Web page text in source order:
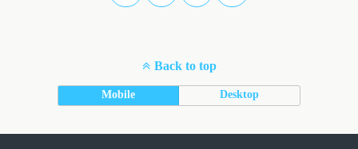
Back to top
Mobile Desktop